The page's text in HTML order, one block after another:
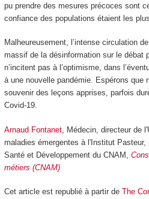
pu prendre des mesures précoces sont
confiance des populations étaient les
Malheureusement, l’intense circulation
massif de la désinformation sur le débat
n’incitent pas à l’optimisme, dans
à une nouvelle pandémie. Espérons que
souvenir des leçons apprises, parfois
Covid-19.
Arnaud Fontanet, Médecin, directeur de
maladies émergentes à l'Institut
Santé et Développement du CNAM,
métiers (CNAM)
Cet article est republié à partir de The